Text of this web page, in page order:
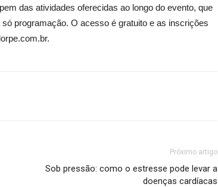
das atividades oferecidas ao longo do evento, que
programação. O acesso é gratuito e as inscrições
Próximo artigo
Sob pressão: como o estresse pode levar a
doenças cardíacas